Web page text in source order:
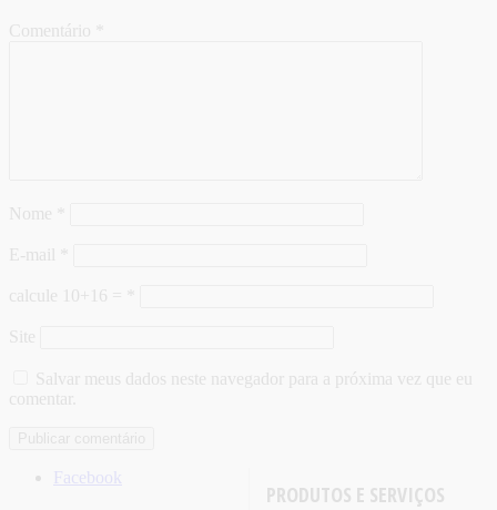
Comentário
Nome
E-mail
calcule 10+16 =
Site
Salvar meus dados neste navegador para a próxima vez que eu
comentar.
PRODUTOS E SERVIÇOS
Facebook